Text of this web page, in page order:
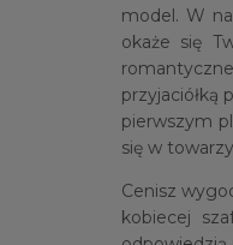
model. W
okaże się
przyjaciółką
pierwszym
się w
Cenisz
kobiecej